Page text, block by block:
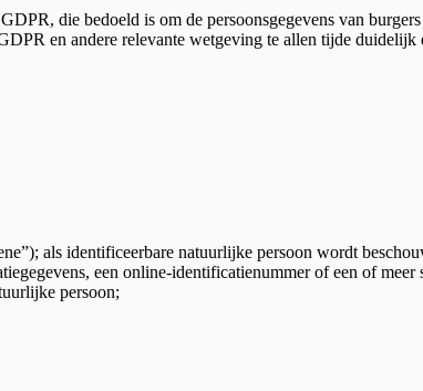
die bedoeld is om de persoonsgegevens van
en andere relevante wetgeving te allen tijde duidelijk
als identificeerbare natuurlijke persoon wordt
een online-identificatienummer of een of
persoon;